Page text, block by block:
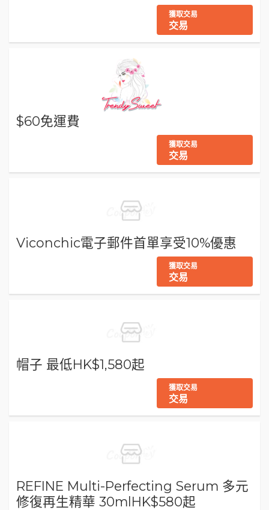
獲取交易
交易
$60免運費
獲取交易
交易
Viconchic電子郵件首單享受10%優惠
獲取交易
交易
帽子 最低HK$1,580起
獲取交易
交易
REFINE Multi-Perfecting Serum 多元
修復再生精華 30mlHK$580起